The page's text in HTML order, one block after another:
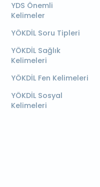
YDS Önemli
Kelimeler
YÖKDİL Soru Tipleri
YÖKDİL Sağlık
Kelimeleri
YÖKDİL Fen Kelimeleri
YÖKDİL Sosyal
Kelimeleri